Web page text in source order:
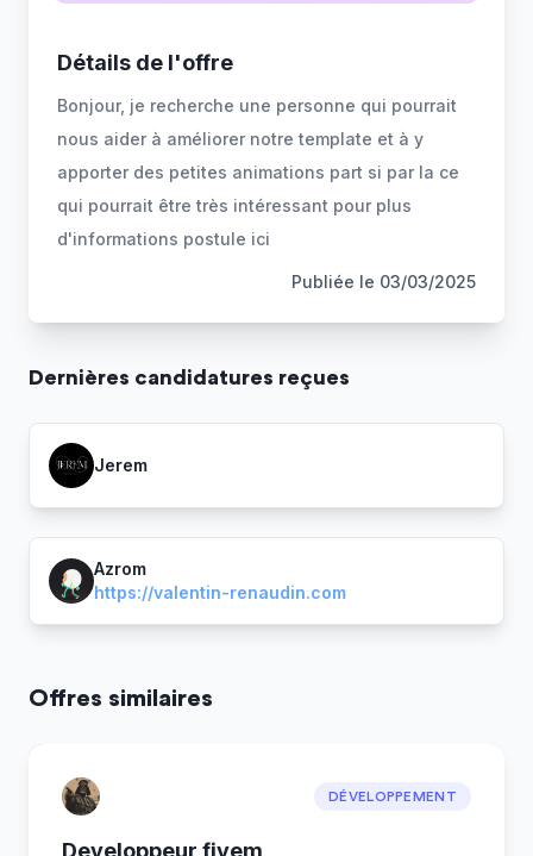
Détails de l'offre
Bonjour, je recherche une personne qui pourrait
nous aider à améliorer notre template et à y
apporter des petites animations part si par la ce
qui pourrait être très intéressant pour plus
d'informations postule ici
Publiée le 03/03/2025
Dernières candidatures reçues
Jerem
Azrom
https://valentin-renaudin.com
Offres similaires
DÉVELOPPEMENT
Developpeur fivem